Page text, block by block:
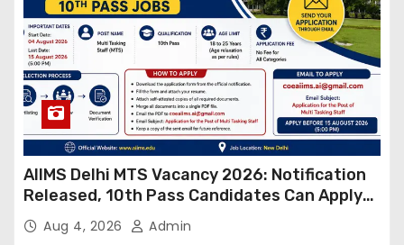
AIIMS Delhi MTS Vacancy 2026: Notification
Released, 10th Pass Candidates Can Apply
Through Email
Aug 4, 2026 Admin